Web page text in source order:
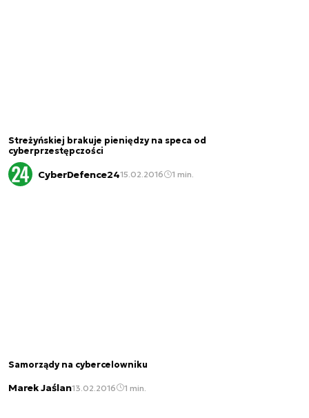
Streżyńskiej brakuje pieniędzy na speca od
cyberprzestępczości
CyberDefence2415.02.2016 1 min.
Samorządy na cybercelowniku
Marek Jaślan13.02.2016 1 min.